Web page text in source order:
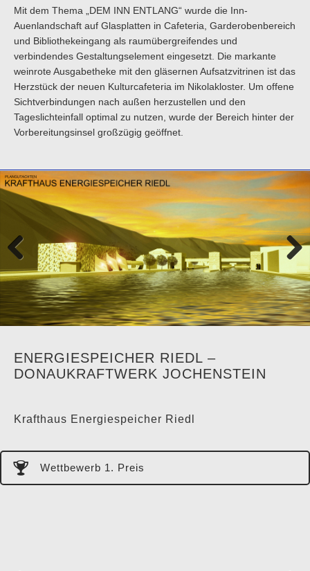
Mit dem Thema „DEM INN ENTLANG“ wurde die Inn-
Auenlandschaft auf Glasplatten in Cafeteria, Garderobenbereich
und Bibliothekeingang als raumübergreifendes und
verbindendes Gestaltungselement eingesetzt. Die markante
weinrote Ausgabetheke mit den gläsernen Aufsatzvitrinen ist das
Herzstück der neuen Kulturcafeteria im Nikolakloster. Um offene
Sichtverbindungen nach außen herzustellen und den
Tageslichteinfall optimal zu nutzen, wurde der Bereich hinter der
Vorbereitungsinsel großzügig geöffnet.
Previo
Next
ENERGIESPEICHER RIEDL –
DONAUKRAFTWERK JOCHENSTEIN
Krafthaus Energiespeicher Riedl
Wettbewerb 1. Preis